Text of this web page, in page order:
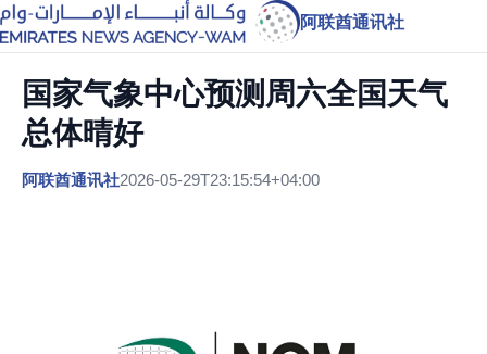
阿联酋通讯社
国家气象中心预测周六全国天气
总体晴好
阿联酋通讯社2026-05-29T23:15:54+04:00